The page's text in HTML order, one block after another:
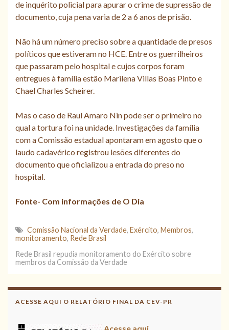
de inquérito policial para apurar o crime de supressão de
documento, cuja pena varia de 2 a 6 anos de prisão.
Não há um número preciso sobre a quantidade de presos
políticos que estiveram no HCE. Entre os guerrilheiros
que passaram pelo hospital e cujos corpos foram
entregues à família estão Marilena Villas Boas Pinto e
Chael Charles Scheirer.
Mas o caso de Raul Amaro Nin pode ser o primeiro no
qual a tortura foi na unidade. Investigações da família
com a Comissão estadual apontaram em agosto que o
laudo cadavérico registrou lesões diferentes do
documento que oficializou a entrada do preso no
hospital.
Fonte- Com informações de O Dia
Comissão Nacional da Verdade, Exército, Membros,
monitoramento, Rede Brasil
Rede Brasil repudia monitoramento do Exército sobre
membros da Comissão da Verdade
ACESSE AQUI O RELATÓRIO FINAL DA CEV-PR
Acesse aqui